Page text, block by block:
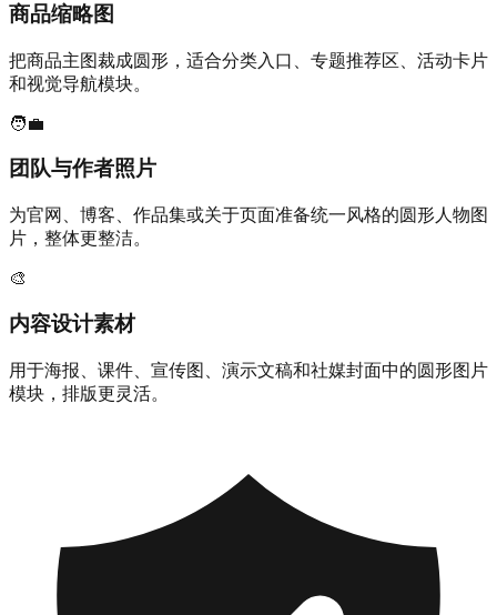
商品缩略图
把商品主图裁成圆形，适合分类入口、专题推荐区、活动卡片
和视觉导航模块。
🧑‍💼
团队与作者照片
为官网、博客、作品集或关于页面准备统一风格的圆形人物图
片，整体更整洁。
🎨
内容设计素材
用于海报、课件、宣传图、演示文稿和社媒封面中的圆形图片
模块，排版更灵活。